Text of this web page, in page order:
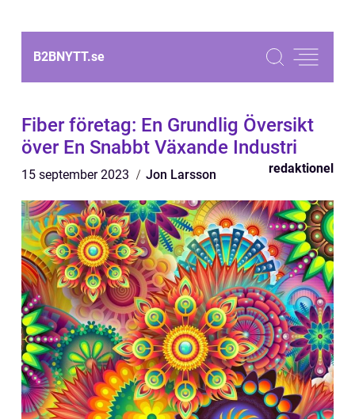
B2BNYTT.se
Fiber företag: En Grundlig Översikt
över En Snabbt Växande Industri
15 september 2023 Jon Larsson redaktionel